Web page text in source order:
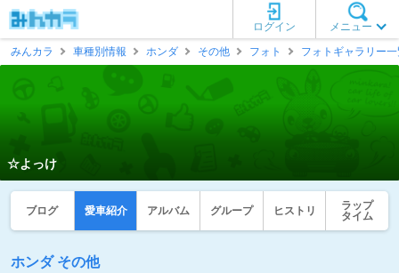
メニュー
ログイン
みんカラ
車種別情報 ホンダ その他 フォト フォトギャラリー
☆よっけ
ブログ 愛車紹介 アルバム グループ ヒストリ
ラップ
タイム
ホンダ その他